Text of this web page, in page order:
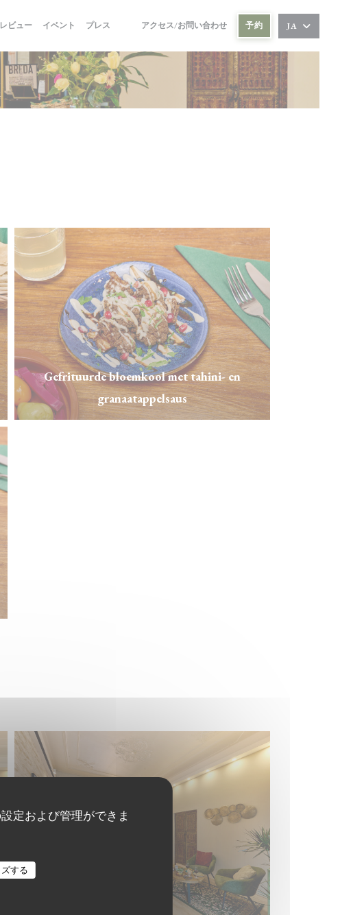
定および管理ができま
する
レビュー イベント プレス
((新しいウィンドウで開きます))
((新しいウィンドウで開きます))
アクセス/お問い合わせ 予約 JA
Gefrituurde bloemkool met tahini- en
granaatappelsaus